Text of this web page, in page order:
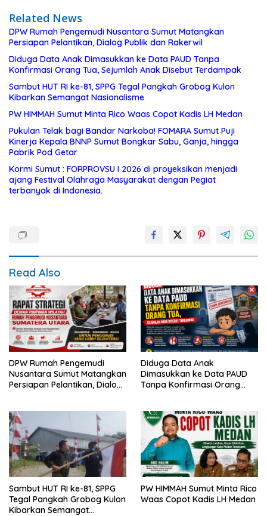
Related News
DPW Rumah Pengemudi Nusantara Sumut Matangkan
Persiapan Pelantikan, Dialog Publik dan Rakerwil
Diduga Data Anak Dimasukkan ke Data PAUD Tanpa
Konfirmasi Orang Tua, Sejumlah Anak Disebut Terdampak
Sambut HUT RI ke-81, SPPG Tegal Pangkah Grobog Kulon
Kibarkan Semangat Nasionalisme
PW HIMMAH Sumut Minta Rico Waas Copot Kadis LH Medan
Pukulan Telak bagi Bandar Narkoba! FOMARA Sumut Puji
Kinerja Kepala BNNP Sumut Bongkar Sabu, Ganja, hingga
Pabrik Pod Getar
Kormi Sumut : FORPROVSU I 2026 di proyeksikan menjadi
ajang Festival Olahraga Masyarakat dengan Pegiat
terbanyak di Indonesia.
Read Also
DPW Rumah Pengemudi
Nusantara Sumut Matangkan
Persiapan Pelantikan, Dialog
Diduga Data Anak
Dimasukkan ke Data PAUD
Tanpa Konfirmasi Orang
Sambut HUT RI ke-81, SPPG
Tegal Pangkah Grobog Kulon
Kibarkan Semangat
PW HIMMAH Sumut Minta Rico
Waas Copot Kadis LH Medan